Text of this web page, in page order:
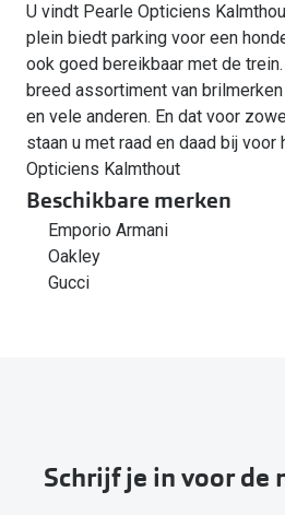
U vindt Pearle Opticiens
plein biedt parking voor een
ook goed bereikbaar met de
breed assortiment van brilmerken
en vele anderen. En dat voor
staan u met raad en daad bij
Opticiens Kalmthout
Beschikbare merken
Emporio Armani
Oakley
Gucci
Schrijf je in voor de